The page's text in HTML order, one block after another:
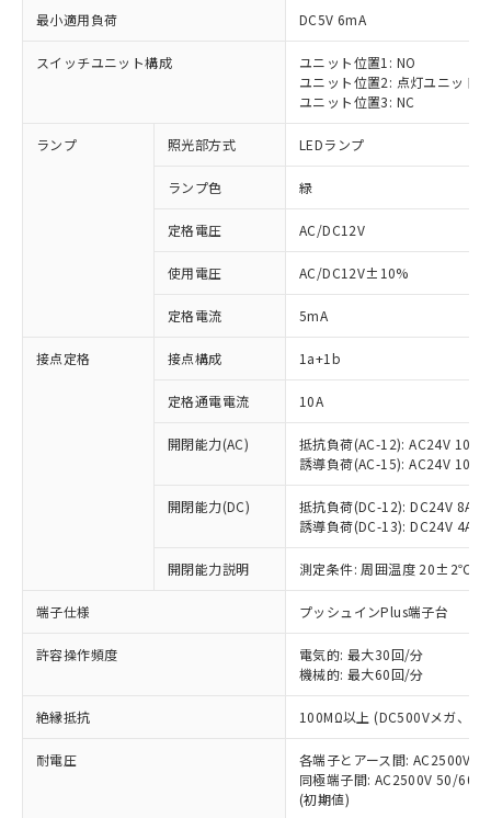
最小適用負荷 DC5V 6mA
スイッチユニット構成
ユニット位置1: NO
ユニット位置2: 点灯ユニット
ユニット位置3: NC
ランプ 照光部方式 LEDランプ
ランプ色 緑
定格電圧 AC/DC12V
使用電圧 AC/DC12V±10%
定格電流 5mA
接点定格 接点構成 1a+1b
定格通電電流 10A
開閉能力(AC)
抵抗負荷(AC-12): AC24V 10A/
誘導負荷(AC-15): AC24V
開閉能力(DC)
抵抗負荷(DC-12): DC24V 8A/
誘導負荷(DC-13): DC24V 4A/
開閉能力説明 測定条件: 周囲温度 20±2℃、
端子仕様 プッシュインPlus端子台
許容操作頻度
電気的: 最大30回/分
機械的: 最大60回/分
絶縁抵抗 100MΩ以上 (DC500Vメガ、点
耐電圧
各端子とアース間: AC2500V
同極端子間: AC2500V 50/
(初期値)
ご利用条件
ご利用ください。
本サービスは、当社制御機器事業取扱
商品の当社在庫状況および標準価格
(税抜)を提供させていただくもので
当社制御機器事業取扱商品の中には、
本サービスの対象外となる商品もある
ことをご了承ください。
在庫状況および標準価格照会結果は、
対応済み：EU RoHS指令（10物質）の
非含有に対応した製品が提供可能な商品で
対応予定：EU RoHS指令（10物質）の非含
有に対応した製品に切り替える予定のある
対応予定なし：EU RoHS指令（10物質）の
非含有に非対応の商品で、対応品を出す予
定はありません。
調査・確認中：EU RoHS指令（10物質）の
非含有の対応状況を調査中または確認中の
害物質有無と関係のない商品です。
仕入先様の事情により、非含有部品として
いたものが、含有品と判明した場合などや
むを得ず変更することがあります。
※1 中国RoHS○×表
「○」：最大均質材料含有率が中国RoHSの
基準値以下であることを示します。
「×」：最大均質材料含有率が中国RoHSの
基準値を超えていることを示します。
「－」：未確認です。当社販売部門へお問
当社は、これら貴社製品のうち、外国
為替および外国貿易法に定める商品